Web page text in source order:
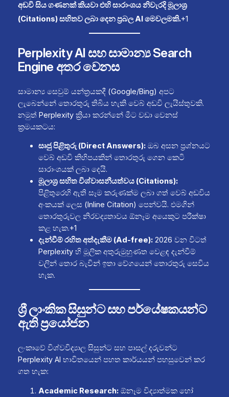
අඩවි සිය ගණනක් කියවා එහි සාරාංශය නිවැරදි මූලාශ්‍ර
(Citations) සහිතව ලබා දෙන ප්‍රබල AI මෙවලමකි.+1
Perplexity AI සහ සාමාන්‍ය Search
Engine අතර වෙනස
සාමාන්‍ය සෙවුම් යන්ත්‍රයකදී (Google/Bing) අපට
ලැබෙන්නේ තොරතුරු තිබිය හැකි වෙබ් අඩවි ලැයිස්තුවකි.
නමුත් Perplexity ක්‍රියා කරන්නේ මීට වඩා වෙනස්
ක්‍රමයකටය:
සෘජු පිළිතුරු (Direct Answers):ඔබ අසන ප්‍රශ්නයට
වෙබ් අඩවි කිහිපයකින් තොරතුරු ගෙන කෙටි
සාරාංශයක් ලබා දෙයි.
මූලාශ්‍ර සහිත විශ්වාසනීයත්වය (Citations):
පිළිතුරෙහි ඇති සෑම කරුණක්ම ලබා ගත් වෙබ් අඩවිය
අංකයක් ලෙස (Inline Citation) පෙන්වයි. එමගින්
තොරතුරුවල නිරවද්‍යතාවය ඕනෑම අයෙකුට පරීක්ෂා
කළ හැක.+1
දැන්වීම් රහිත අත්දැකීම (Ad-free):2026 වන විටත්
Perplexity හි මූලික අතුරුමුහුණත වෙළඳ දැන්වීම්
වලින් තොර බැවින් ඉතා වේගයෙන් තොරතුරු සෙවිය
හැක.
ශ්‍රී ලාංකික සිසුන්ට සහ පර්යේෂකයන්ට
ඇති ප්‍රයෝජන
ලංකාවේ විශ්වවිද්‍යාල සිසුන්ට සහ පාසල් දරුවන්ට
Perplexity AI භාවිතයෙන් පහත කාර්යයන් පහසුවෙන් කර
ගත හැක:
Academic Research:ඕනෑම විද්‍යාත්මක හෝ